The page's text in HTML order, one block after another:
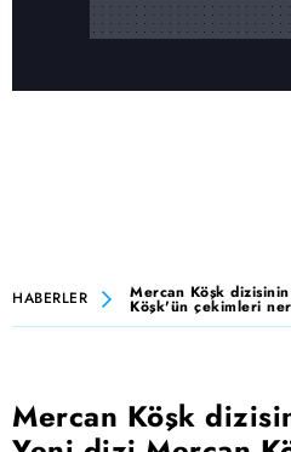
HABERLER Mercan Köşk
Köşk'ün çekimleri
Mercan Köşk